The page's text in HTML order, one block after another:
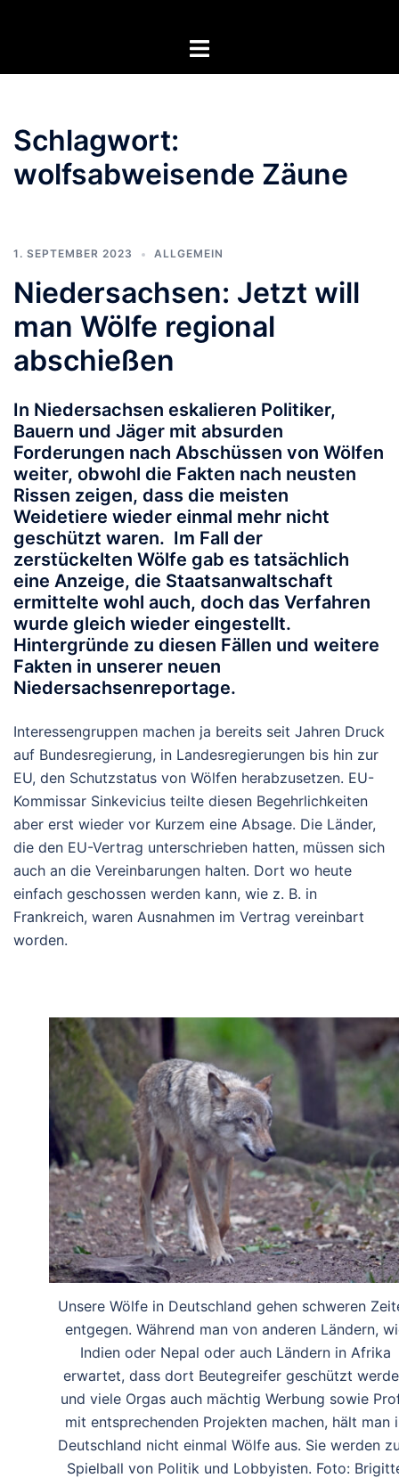
Menü
Schlagwort:
wolfsabweisende Zäune
1. SEPTEMBER 2023 ALLGEMEIN
Niedersachsen: Jetzt will
man Wölfe regional
abschießen
In Niedersachsen eskalieren Politiker,
Bauern und Jäger mit absurden
Forderungen nach Abschüssen von Wölfen
weiter, obwohl die Fakten nach neusten
Rissen zeigen, dass die meisten
Weidetiere wieder einmal mehr nicht
geschützt waren. Im Fall der
zerstückelten Wölfe gab es tatsächlich
eine Anzeige, die Staatsanwaltschaft
ermittelte wohl auch, doch das Verfahren
wurde gleich wieder eingestellt.
Hintergründe zu diesen Fällen und weitere
Fakten in unserer neuen
Niedersachsenreportage.
Interessengruppen machen ja bereits seit Jahren Druck
auf Bundesregierung, in Landesregierungen bis hin zur
EU, den Schutzstatus von Wölfen herabzusetzen. EU-
Kommissar Sinkevicius teilte diesen Begehrlichkeiten
aber erst wieder vor Kurzem eine Absage. Die Länder,
die den EU-Vertrag unterschrieben hatten, müssen sich
auch an die Vereinbarungen halten. Dort wo heute
einfach geschossen werden kann, wie z. B. in
Frankreich, waren Ausnahmen im Vertrag vereinbart
worden.
Unsere Wölfe in Deutschland gehen schweren
entgegen. Während man von anderen Ländern,
Indien oder Nepal oder auch Ländern in Afrika
erwartet, dass dort Beutegreifer geschützt
und viele Orgas auch mächtig Werbung sowie
mit entsprechenden Projekten machen, hält man
Deutschland nicht einmal Wölfe aus. Sie werden
Spielball von Politik und Lobbyisten. Foto: